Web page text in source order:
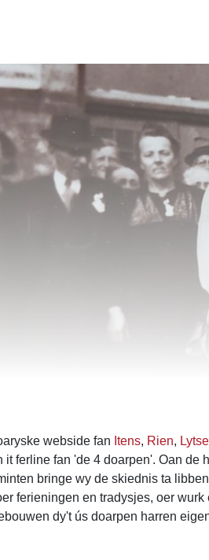
webside fan Itens, Rien,
ferline fan 'de 4 doarpen'. Oan de
bringe wy de skiednis ta
ferieningen en tradysjes, oer wurk
dy't ús doarpen harren